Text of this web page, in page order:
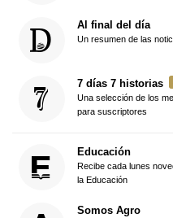
Al final del día
Un resumen de las
7 días 7 historias
Una selección de los
para suscriptores
Educación
Recibe cada lunes
la Educación
Somos Agro